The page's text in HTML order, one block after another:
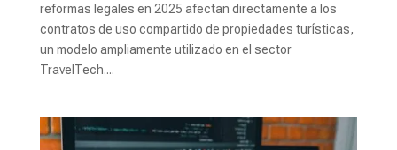
reformas legales en 2025 afectan directamente a los
contratos de uso compartido de propiedades turísticas,
un modelo ampliamente utilizado en el sector
TravelTech....